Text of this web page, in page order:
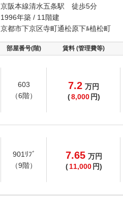
京阪本線清水五条駅 徒歩5分
1996年築 / 11階建
京都市下京区寺町通松原下ﾙ植松町
部屋番号(階) 賃料 (管理費等)
603
（6階）
7.2 万円
(8,000 円)
901ﾘﾌﾞ
（9階）
7.65 万円
( 11,000 円)